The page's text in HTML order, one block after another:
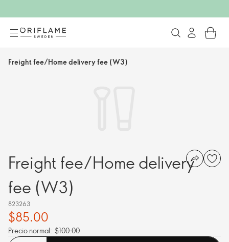
Freight fee/Home delivery fee (W3)
Freight fee/Home delivery
fee (W3)
823263
$85.00
Precio normal: $100.00